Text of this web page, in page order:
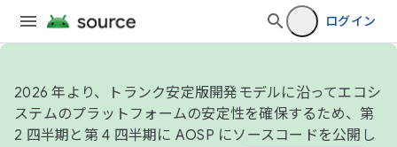
ログイン
2026 年より、トランク安定版開発モデルに沿ってエコシ
ステムのプラットフォームの安定性を確保するため、第
2 四半期と第 4 四半期に AOSP にソースコードを公開し